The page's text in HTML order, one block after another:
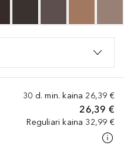
30 d. min. kaina 26,39 €
26,39 €
Reguliari kaina 32,99 €